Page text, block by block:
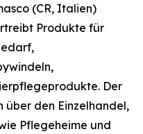
(CR, Italien)
Produkte für
Der
den Einzelhandel,
Pflegeheime und